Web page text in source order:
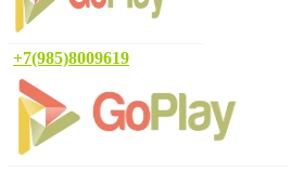
+7(985)8009619